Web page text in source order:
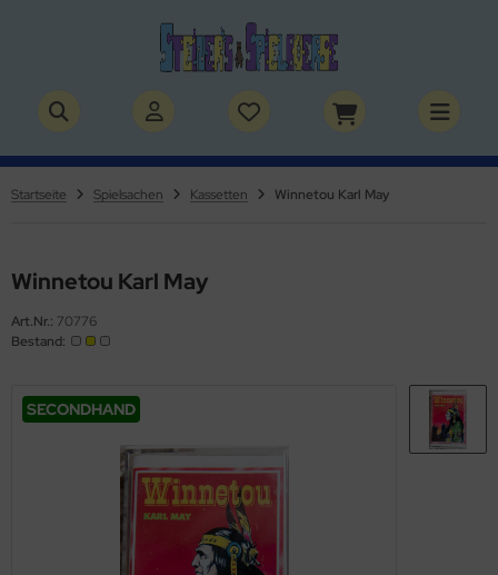
Startseite Spielsachen Kassetten Winnetou Karl May
Winnetou Karl May
Art.Nr.: 70776
Bestand:
SECONDHAND